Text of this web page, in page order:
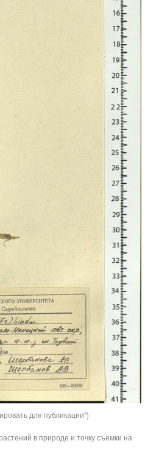
для публикации")
в природе и точку съемки на